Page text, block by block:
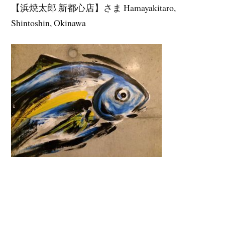
【浜焼太郎 新都心店】さま Hamayakitaro,
Shintoshin, Okinawa